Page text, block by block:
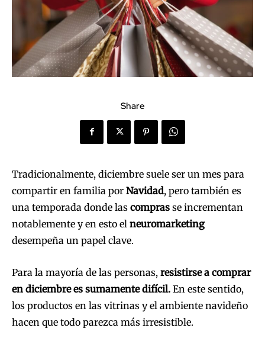
Share
Tradicionalmente, diciembre suele ser un mes para
compartir en familia por Navidad, pero también es
una temporada donde las compras se incrementan
notablemente y en esto el neuromarketing
desempeña un papel clave.
Para la mayoría de las personas, resistirse a comprar
en diciembre es sumamente difícil. En este sentido,
los productos en las vitrinas y el ambiente navideño
hacen que todo parezca más irresistible.